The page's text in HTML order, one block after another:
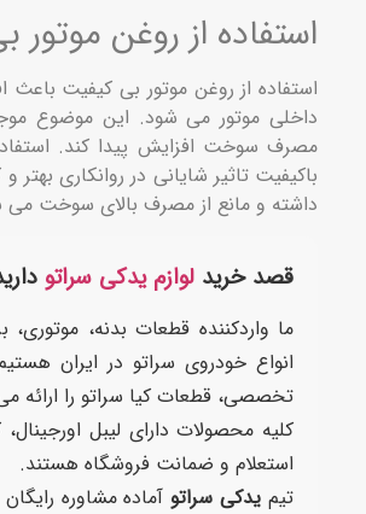
از روغن موتور بی‌
از روغن موتور بی‌ کیفیت باعث افزایش
موتور می شود. این موضوع موجب می
سوخت افزایش پیدا کند. استفاده از
تاثیر شایانی در روانکاری بهتر و کاهش
و مانع از مصرف بالای سوخت می شود.
قصد خریدلوازم یدکی سراتودارید؟
ما واردکننده قطعات بدنه، موتوری، برقی و
انواع خودروی سراتو در ایران هستیم و
تخصصی، قطعات کیا سراتو را ارائه می‌دهیم.
کلیه محصولات دارای لیبل اورجینال، کد فنی
استعلام و ضمانت فروشگاه هستند.
یدکی سراتوآماده مشاوره رایگان برای